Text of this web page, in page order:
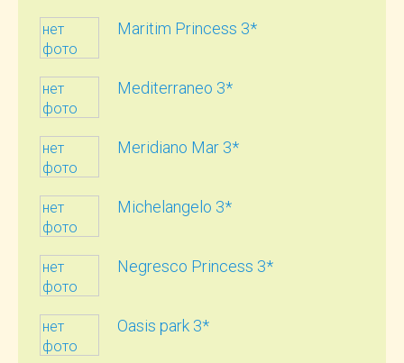
нет
фото
Maritim Princess 3*
нет
фото
Mediterraneo 3*
нет
фото
Meridiano Mar 3*
нет
фото
Michelangelo 3*
нет
фото
Negresco Princess 3*
нет
фото
Oasis park 3*